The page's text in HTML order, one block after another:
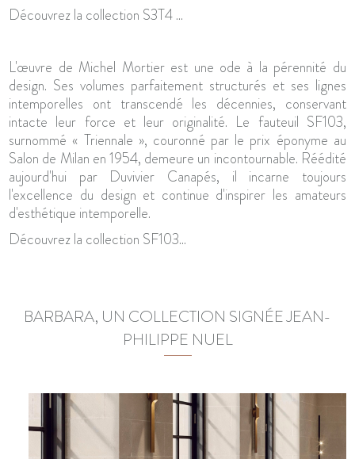
Découvrez la collection S3T4 ...
L'œuvre de Michel Mortier est une ode à la pérennité du
design. Ses volumes parfaitement structurés et ses lignes
intemporelles ont transcendé les décennies, conservant
intacte leur force et leur originalité. Le fauteuil SF103,
surnommé « Triennale », couronné par le prix éponyme au
Salon de Milan en 1954, demeure un incontournable. Réédité
aujourd'hui par Duvivier Canapés, il incarne toujours
l'excellence du design et continue d'inspirer les amateurs
d'esthétique intemporelle.
Découvrez la collection SF103...
BARBARA, UN COLLECTION SIGNÉE JEAN-
PHILIPPE NUEL